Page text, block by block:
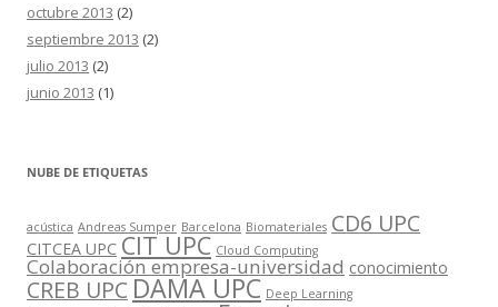
octubre 2013 (2)
septiembre 2013 (2)
julio 2013 (2)
junio 2013 (1)
NUBE DE ETIQUETAS
acústica Andreas Sumper Barcelona Biomateriales CD6 UPC
CITCEA UPC CIT UPC Cloud Computing
Colaboración empresa-universidad conocimiento
CREB UPCDAMA UPC Deep Learning